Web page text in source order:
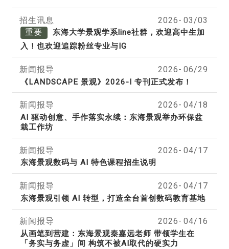
招生讯息
重要
东海大学景观学系line社群，欢迎高中生加
入！也欢迎追踪粉丝专业与IG
2026- 03/03
新闻报导
《LANDSCAPE 景观》2026-I 专刊正式发布！
2026- 06/29
新闻报导
AI 驱动创意、手作落实永续：东海景观举办环保盆
栽工作坊
2026- 04/18
新闻报导
东海景观数码与 AI 特色课程招生说明
2026- 04/17
新闻报导
东海景观引领 AI 转型，打造全台首创数码教育基地
2026- 04/17
新闻报导
从画笔到营建：东海景观秦嘉远老师 带领学生在
「务实与务虚」间 构筑不被AI取代的硬实力
2026- 04/16